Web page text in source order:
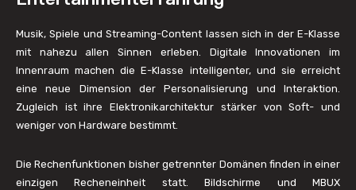
Musik, Spiele und Streaming-Content lassen sich in der E-Klasse
mit nahezu allen Sinnen erleben. Digitale Innovationen im
Innenraum machen die E-Klasse intelligenter, und sie erreicht
eine neue Dimension der Personalisierung und Interaktion.
Zugleich ist ihre Elektronikarchitektur stärker von Soft- und
weniger von Hardware bestimmt.
Die Rechenfunktionen bisher getrennter Domänen finden in einer
einzigen Recheneinheit statt. Bildschirme und MBUX